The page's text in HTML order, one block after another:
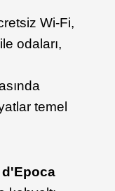
Wi-Fi,
odaları,
temel
d'Epoca